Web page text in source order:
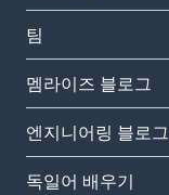
팀
멤라이즈 블로그
엔지니어링 블로그
독일어 배우기